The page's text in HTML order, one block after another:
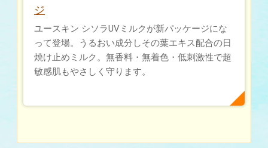
ジ
ユースキン シソラUVミルクが新パッケージにな
って登場。うるおい成分しその葉エキス配合の日
焼け止めミルク。無香料・無着色・低刺激性で超
敏感肌もやさしく守ります。